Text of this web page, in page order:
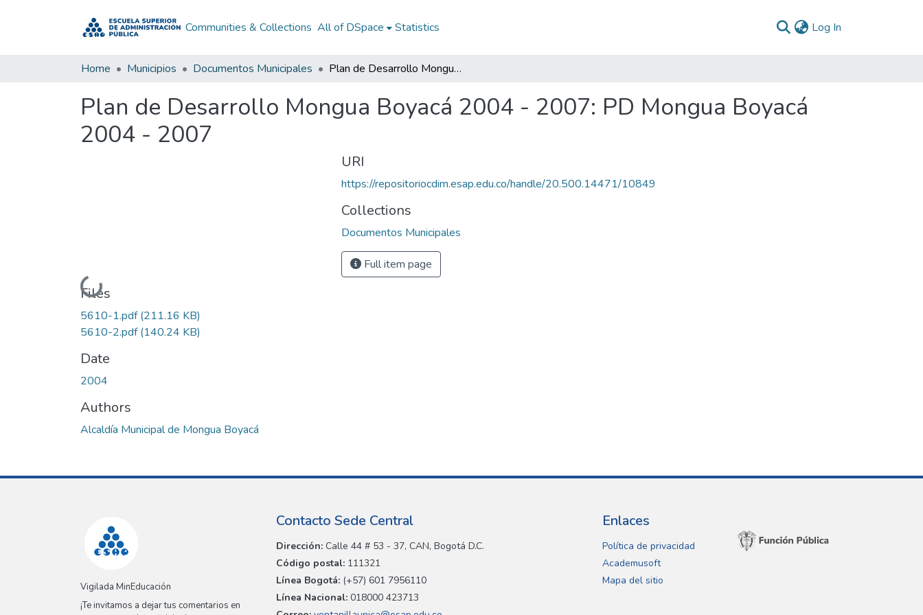
Communities & Collections All of DSpace Statistics Log In
Home Municipios Documentos Municipales Plan de Desarrollo Mongua Boyacá 2004 - 2007: PD Mongua Boyacá 2004 - 2007
Plan de Desarrollo Mongua Boyacá 2004 - 2007: PD Mongua Boyacá
2004 - 2007
Loading...
Files
5610-1.pdf(211.16 KB)
5610-2.pdf(140.24 KB)
Date
2004
Authors
Alcaldía Municipal de Mongua Boyacá
URI
https://repositoriocdim.esap.edu.co/handle/20.500.14471/10849
Collections
Documentos Municipales
Full item page
Vigilada MinEducación
¡Te invitamos a dejar tus comentarios en
Contacto Sede Central
Dirección: Calle 44 # 53 - 37, CAN, Bogotá D.C.
Código postal: 111321
Línea Bogotá: (+57) 601 7956110
Línea Nacional: 018000 423713
Enlaces
Política de privacidad
Academusoft
Mapa del sitio